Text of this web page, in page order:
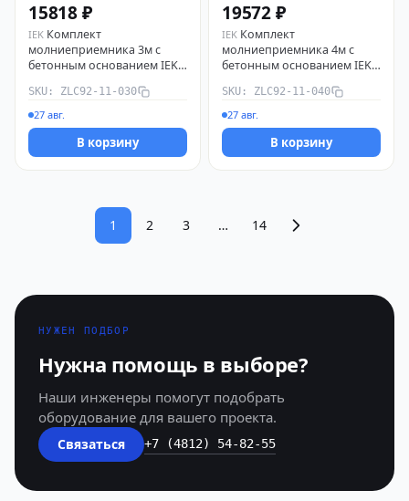
15818 ₽
IEK Комплект
молниеприемника 3м с
бетонным основанием IEK
SKU: ZLC92-11-030
27 авг.
В корзину
19572 ₽
IEK Комплект
молниеприемника 4м с
бетонным основанием IEK
SKU: ZLC92-11-040
27 авг.
В корзину
1 2 3 … 14
НУЖЕН ПОДБОР
Нужна помощь в выборе?
Наши инженеры помогут подобрать
оборудование для вашего проекта.
Связаться +7 (4812) 54-82-55